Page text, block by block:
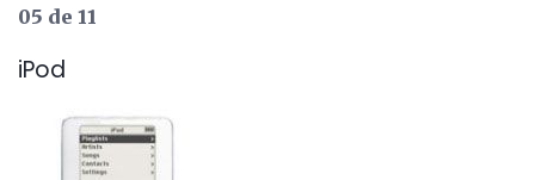
05 de 11
iPod